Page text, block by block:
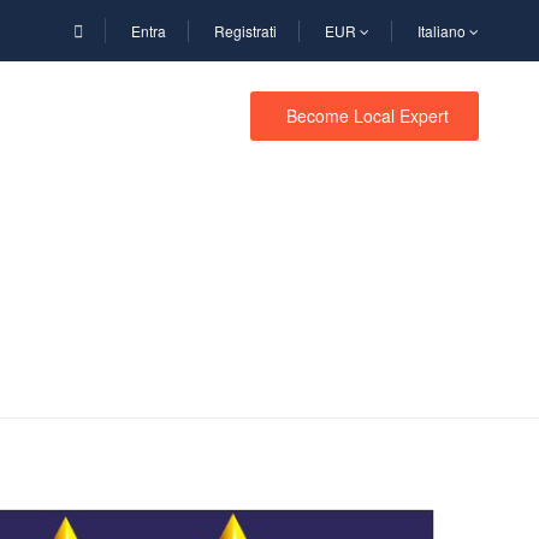
Entra Registrati EUR Italiano
Become Local Expert